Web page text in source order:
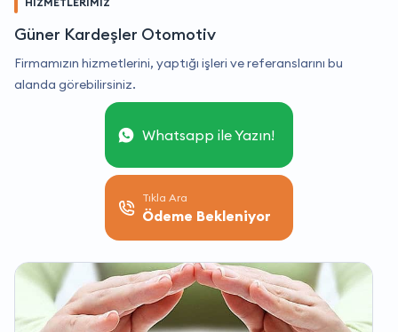
Güner Kardeşler Otomotiv
Firmamızın hizmetlerini, yaptığı işleri ve referanslarını bu
alanda görebilirsiniz.
Whatsapp ile Yazın!
Tıkla Ara
Ödeme Bekleniyor